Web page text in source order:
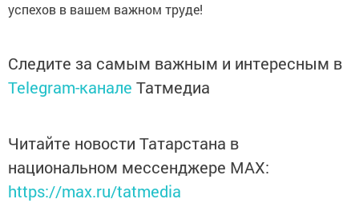
успехов в вашем важном труде!
Следите за самым важным и интересным в
Telegram-канале Татмедиа
Читайте новости Татарстана в
национальном мессенджере MАХ:
https://max.ru/tatmedia